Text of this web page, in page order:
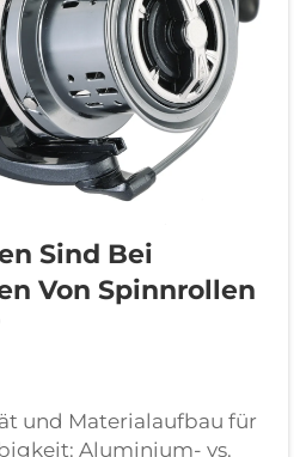
Sind Bei
Von Spinnrollen
und Materialaufbau für
Aluminium- vs.